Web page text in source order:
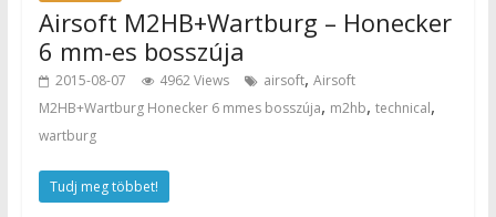
Airsoft M2HB+Wartburg – Honecker
6 mm-es bosszúja
2015-08-07 4962 Views airsoft, Airsoft
M2HB+Wartburg Honecker 6 mmes bosszúja, m2hb, technical,
wartburg
Tudj meg többet!